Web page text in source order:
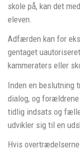
skole på, kan det
eleven.
Adfærden kan for
gentaget
kammeraters eller
Inden en beslutning
dialog, og
tidlig indsats og
udvikler sig til en
Hvis